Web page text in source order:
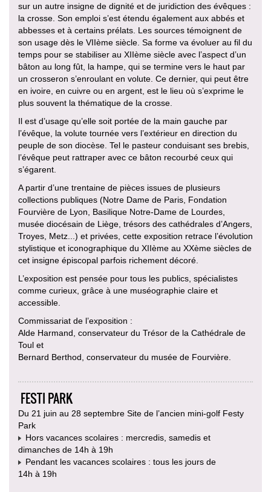
sur un autre insigne de dignité et de juridiction des évêques :
la crosse. Son emploi s’est étendu également aux abbés et
abbesses et à certains prélats. Les sources témoignent de
son usage dès le VIIème siècle. Sa forme va évoluer au fil du
temps pour se stabiliser au XIIème siècle avec l’aspect d’un
bâton au long fût, la hampe, qui se termine vers le haut par
un crosseron s’enroulant en volute. Ce dernier, qui peut être
en ivoire, en cuivre ou en argent, est le lieu où s’exprime le
plus souvent la thématique de la crosse.
Il est d’usage qu’elle soit portée de la main gauche par
l’évêque, la volute tournée vers l’extérieur en direction du
peuple de son diocèse. Tel le pasteur conduisant ses brebis,
l’évêque peut rattraper avec ce bâton recourbé ceux qui
s’égarent.
A partir d’une trentaine de pièces issues de plusieurs
collections publiques (Notre Dame de Paris, Fondation
Fourvière de Lyon, Basilique Notre-Dame de Lourdes,
musée diocésain de Liège, trésors des cathédrales d’Angers,
Troyes, Metz...) et privées, cette exposition retrace l’évolution
stylistique et iconographique du XIIème au XXème siècles de
cet insigne épiscopal parfois richement décoré.
L’exposition est pensée pour tous les publics, spécialistes
comme curieux, grâce à une muséographie claire et
accessible.
Commissariat de l’exposition :
Alde Harmand, conservateur du Trésor de la Cathédrale de
Toul et
Bernard Berthod, conservateur du musée de Fourvière.
FESTI PARK
Du 21 juin au 28 septembre Site de l’ancien mini-golf Festy
Park
Hors vacances scolaires : mercredis, samedis et
dimanches de 14h à 19h
Pendant les vacances scolaires : tous les jours de
14h à 19h